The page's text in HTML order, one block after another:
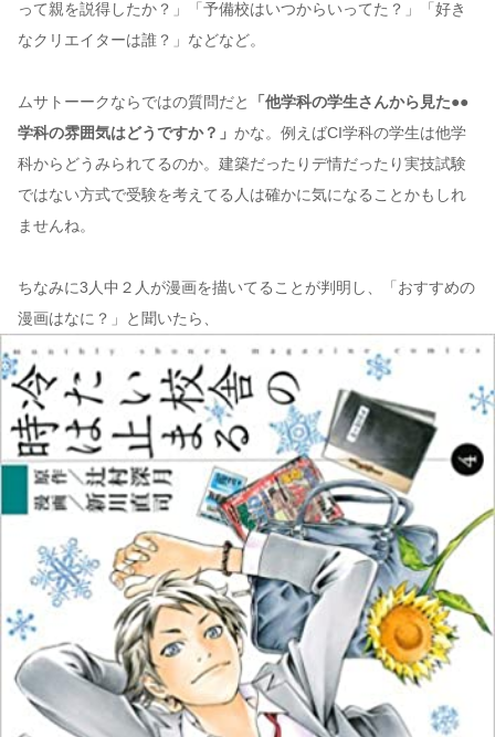
って親を説得したか？」「予備校はいつからいってた？」「好き
なクリエイターは誰？」などなど。
ムサトーークならではの質問だと
「他学科の学生さんから見た●●
学科の雰囲気はどうですか？」 かな。例えばCI学科の学生は他学
科からどうみられてるのか。建築だったりデ情だったり実技試験
ではない方式で受験を考えてる人は確かに気になることかもしれ
ませんね。
ちなみに3人中２人が漫画を描いてることが判明し、「おすすめの
漫画はなに？」と聞いたら、